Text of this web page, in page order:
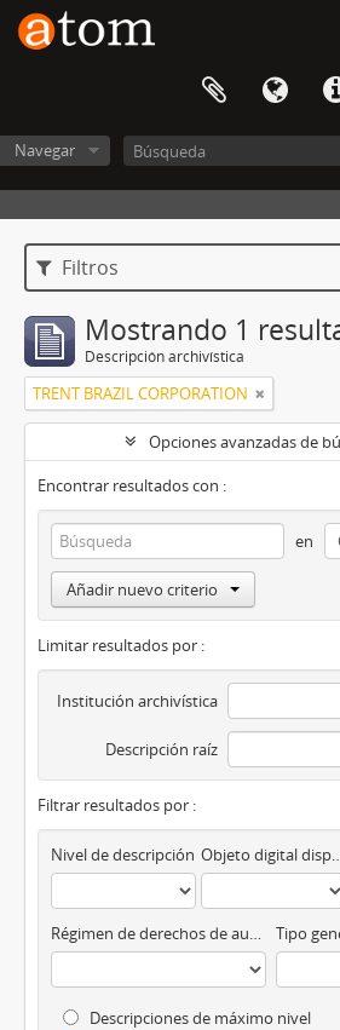
Navegar
Filtros
Mostrando 1
Descripción archivística
TRENT BRAZIL CORPORATION
Opciones avanzadas de
Encontrar resultados con :
en
Añadir nuevo criterio
Limitar resultados por :
Institución archivística
Descripción raíz
Filtrar resultados por :
Nivel de descripción Objeto
Régimen de derechos de autor Tipo
Descripciones de máximo nivel